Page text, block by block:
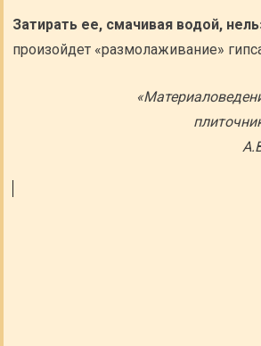
Затирать ее, смачивая водой,
произойдет «размолаживание»